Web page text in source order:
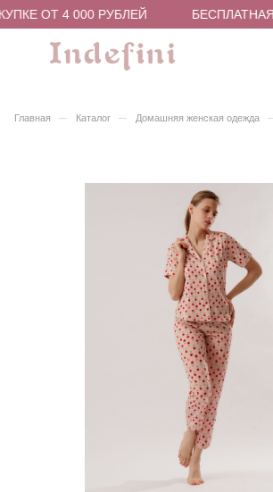
ОТ 4 000 РУБЛЕЙ
Главная – Каталог – Домашняя женская одежда